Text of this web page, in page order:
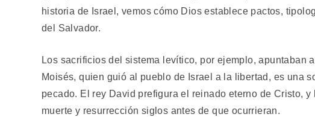
historia de Israel, vemos cómo Dios establece pactos,
del Salvador.
Los sacrificios del sistema levítico, por ejemplo, apuntaban
Moisés, quien guió al pueblo de Israel a la libertad, es una
pecado. El rey David prefigura el reinado eterno de Cristo,
muerte y resurrección siglos antes de que ocurrieran.